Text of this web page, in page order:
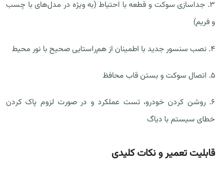
۳. جداسازی سوکت و قطعه با احتیاط (به ویژه در مدل‌های با چسب
و فریم)
۴. نصب سنسور جدید با اطمینان از هم‌راستایی صحیح با نور محیط
۵. اتصال سوکت و بستن قاب محافظ
۶. روشن کردن خودرو، تست عملکرد و در صورت لزوم پاک کردن
خطای سیستم با دیاگ
قابلیت تعمیر و نکات کلیدی